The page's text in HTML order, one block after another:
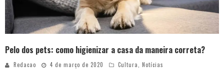
Pelo dos pets: como higienizar a casa da maneira correta?
Redacao 4 de março de 2020 Cultura, Notícias